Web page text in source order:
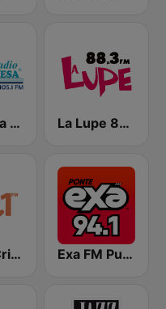
Turquesa FM Cancún La Lupe 88.3 | Tepic
Stereo Cristal 101.1 FM Exa FM Puebla